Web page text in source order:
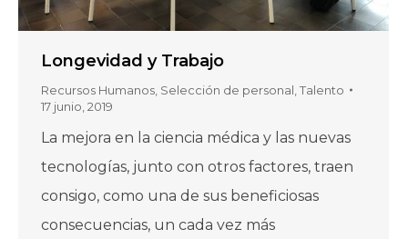
Longevidad y Trabajo
Recursos Humanos Selección de personal Talento
17 junio, 2019
La mejora en la ciencia médica y las nuevas
tecnologías, junto con otros factores, traen
consigo, como una de sus beneficiosas
consecuencias, un cada vez más